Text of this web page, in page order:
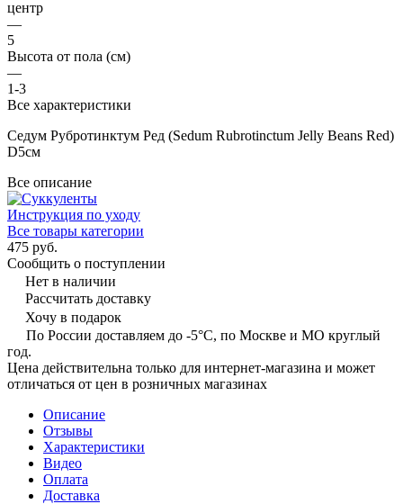
центр
—
5
Высота от пола (см)
—
1-3
Все характеристики
Седум Рубротинктум Ред (Sedum Rubrotinctum Jelly Beans Red)
D5см
Все описание
Инструкция по уходу
Все товары категории
475 руб.
Сообщить о поступлении
Нет в наличии
Рассчитать доставку
Хочу в подарок
По России доставляем до -5°C, по Москве и МО круглый
год.
Цена действительна только для интернет-магазина и может
отличаться от цен в розничных магазинах
Описание
Отзывы
Характеристики
Видео
Оплата
Доставка